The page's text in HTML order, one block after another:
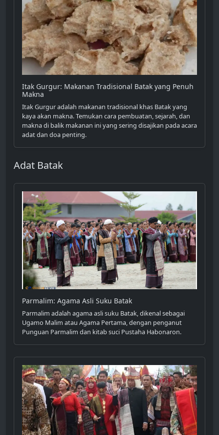
Itak Gurgur: Makanan Tradisional Batak yang Penuh
Makna
Itak Gurgur adalah makanan tradisional khas Batak yang
kaya akan makna. Temukan cara pembuatan, sejarah, dan
makna di balik makanan ini yang sering disajikan pada acara
adat dan doa penting.
Adat Batak
Parmalim: Agama Asli Suku Batak
Parmalim adalah agama asli suku Batak, dikenal sebagai
Ugamo Malim atau Agama Pertama, dengan penganut
Punguan Parmalim dan kitab suci Pustaha Habonaron.